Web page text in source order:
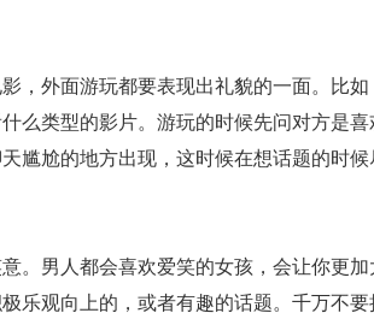
，外面游玩都要表现出礼貌的一面。比如
么类型的影片。游玩的时候先问对方是喜
尴尬的地方出现，这时候在想话题的时候
。男人都会喜欢爱笑的女孩，会让你更加
乐观向上的，或者有趣的话题。千万不要